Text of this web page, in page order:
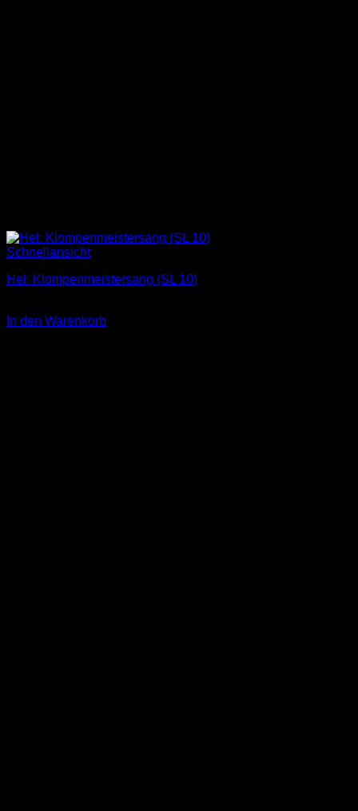
Schnellansicht
Hel: Klompenmeistersang (SL 10)
In den Warenkorb